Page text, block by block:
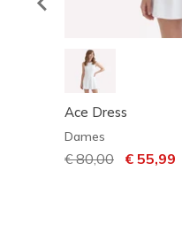
Ace Dress
Dames
Prijs verlaagd van
€ 80,00 naar
€ 55,99